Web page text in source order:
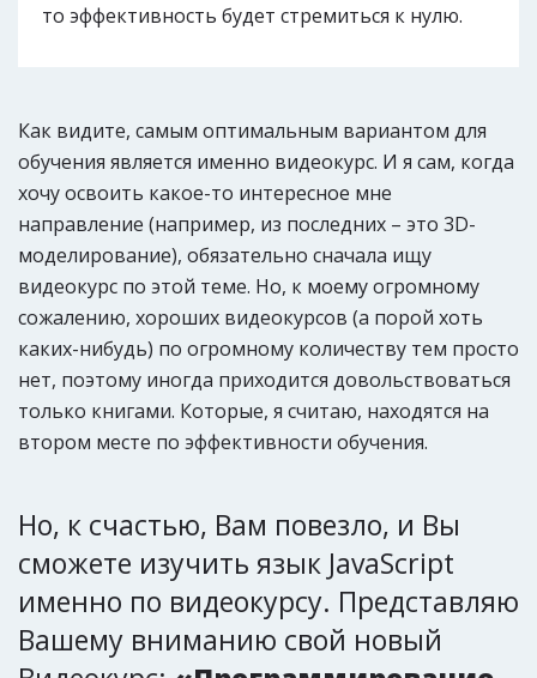
то эффективность будет стремиться к нулю.
Как видите, самым оптимальным вариантом для
обучения является именно видеокурс. И я сам, когда
хочу освоить какое-то интересное мне
направление (например, из последних – это 3D-
моделирование), обязательно сначала ищу
видеокурс по этой теме. Но, к моему огромному
сожалению, хороших видеокурсов (а порой хоть
каких-нибудь) по огромному количеству тем просто
нет, поэтому иногда приходится довольствоваться
только книгами. Которые, я считаю, находятся на
втором месте по эффективности обучения.
Но, к счастью, Вам повезло, и Вы
сможете изучить язык JavaScript
именно по видеокурсу. Представляю
Вашему вниманию свой новый